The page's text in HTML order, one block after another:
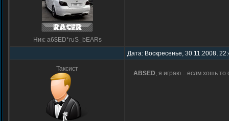
Ник: a6$ED*ruS_bEARs
Дата: Воскресенье, 30.11.2008,
Таксист
ABSED, я играю....еслм хошь